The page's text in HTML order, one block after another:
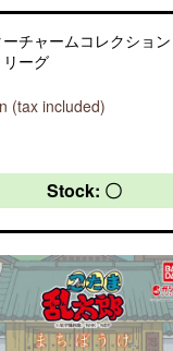
チャームコレクショ
ーグ
(tax included)
Stock: 〇